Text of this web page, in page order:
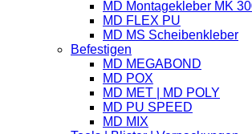
MD Montagekleber MK
MD FLEX PU
MD MS Scheibenkleber
Befestigen
MD MEGABOND
MD POX
MD MET | MD POLY
MD PU SPEED
MD MIX